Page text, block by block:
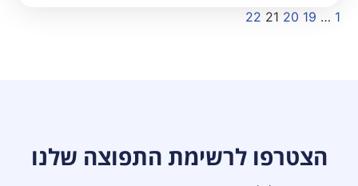
1
…
19
20
21
22
הצטרפו לרשימת התפוצה שלנו